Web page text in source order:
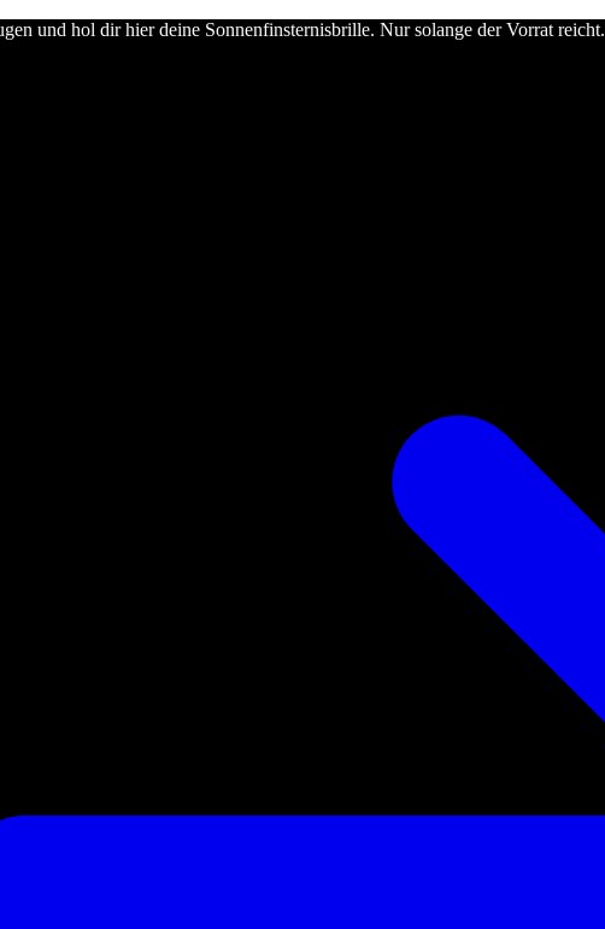
und hol dir hier deine Sonnenfinsternisbrille. Nur solange der Vorrat reicht.